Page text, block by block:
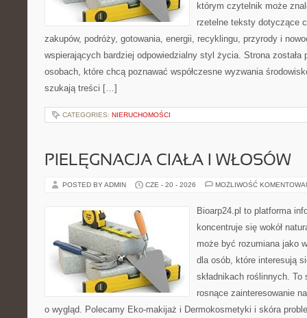
którym czytelnik może
rzetelne teksty dotyczące
zakupów, podróży, gotowania, energii, recyklingu, przyrody i
wspierających bardziej odpowiedzialny styl życia. Strona została
osobach, które chcą poznawać współczesne wyzwania
szukają treści […]
CATEGORIES: NIERUCHOMOŚCI
PIELĘGNACJA CIAŁA I WŁOSÓW
POSTED BY ADMIN CZE - 20 - 2026 MOŻLIWOŚĆ
Bioarp24.pl to platforma
koncentruje się wokół
może być rozumiana jako
dla osób, które interesują
składnikach roślinnych.
rosnące zainteresowanie
o wygląd. Polecamy Eko-makijaż i Dermokosmetyki i skóra